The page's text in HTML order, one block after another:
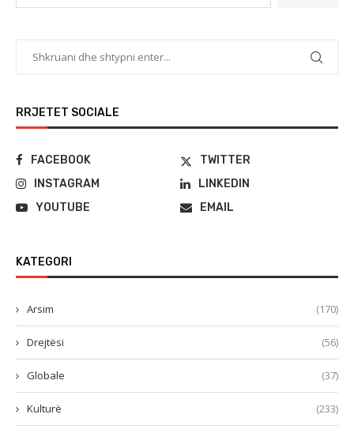
RRJETET SOCIALE
FACEBOOK
TWITTER
INSTAGRAM
LINKEDIN
YOUTUBE
EMAIL
KATEGORI
Arsim (170)
Drejtësi (56)
Globale (37)
Kulturë (233)